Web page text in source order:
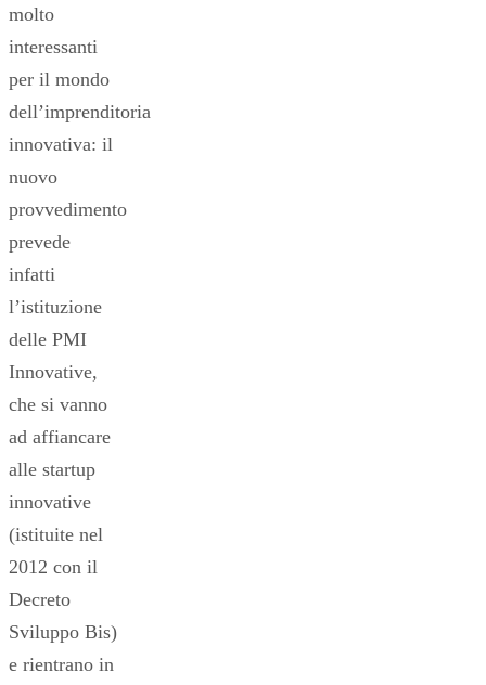
molto
interessanti
per il mondo
dell’imprenditoria
innovativa: il
nuovo
provvedimento
prevede
infatti
l’istituzione
delle PMI
Innovative,
che si vanno
ad affiancare
alle startup
innovative
(istituite nel
2012 con il
Decreto
Sviluppo Bis)
e rientrano in